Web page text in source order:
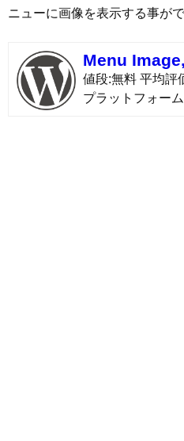
ニューに画像を表示する事がで
Menu
値段 無料 平均評
プラットフォーム